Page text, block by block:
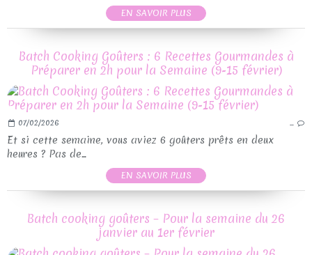
EN SAVOIR PLUS
Batch Cooking Goûters : 6 Recettes Gourmandes à
Préparer en 2h pour la Semaine (9-15 février)
07/02/2026 …
Et si cette semaine, vous aviez 6 goûters prêts en deux
heures ? Pas de...
EN SAVOIR PLUS
Batch cooking goûters – Pour la semaine du 26
janvier au 1er février